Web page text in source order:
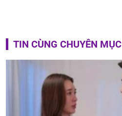
TIN CÙNG CHUYÊN MỤC